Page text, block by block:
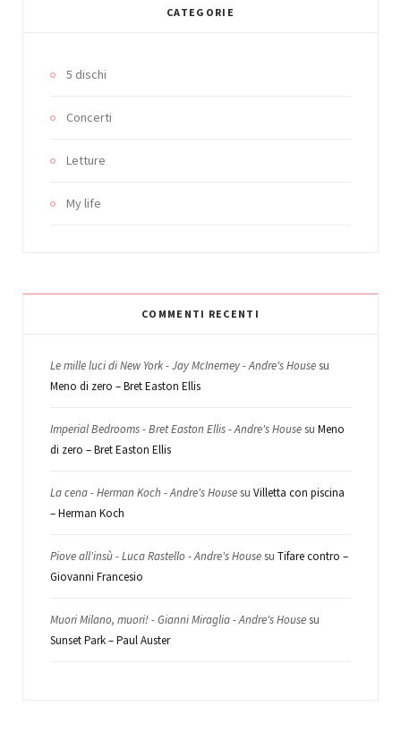
CATEGORIE
5 dischi
Concerti
Letture
My life
COMMENTI RECENTI
Le mille luci di New York - Jay McInerney - Andre's Housesu
Meno di zero – Bret Easton Ellis
Imperial Bedrooms - Bret Easton Ellis - Andre's Housesu Meno
di zero – Bret Easton Ellis
La cena - Herman Koch - Andre's Housesu Villetta con piscina
– Herman Koch
Piove all'insù - Luca Rastello - Andre's Housesu Tifare contro –
Giovanni Francesio
Muori Milano, muori! - Gianni Miraglia - Andre's Housesu
Sunset Park – Paul Auster